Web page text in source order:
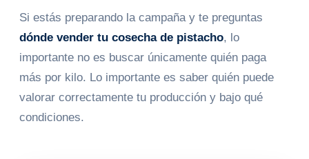
Si estás preparando la campaña y te preguntas
dónde vender tu cosecha de pistacho, lo
importante no es buscar únicamente quién paga
más por kilo. Lo importante es saber quién puede
valorar correctamente tu producción y bajo qué
condiciones.